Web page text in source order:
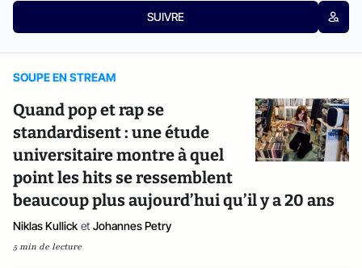
SUIVRE
SOUPE EN STREAM
Quand pop et rap se
standardisent : une étude
universitaire montre à quel
point les hits se ressemblent
beaucoup plus aujourd’hui qu’il y a 20 ans
Niklas Kullick et Johannes Petry
5 min de lecture